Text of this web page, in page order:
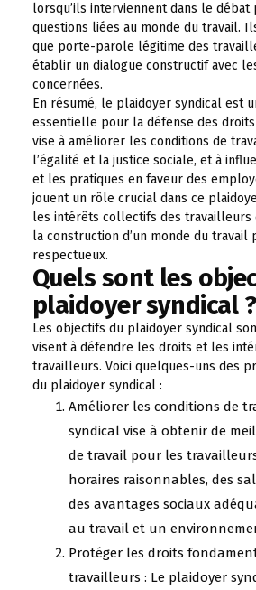
lorsqu’ils interviennent dans le
questions liées au monde du travail.
que porte-parole légitime des
établir un dialogue constructif avec
concernées.
En résumé, le plaidoyer syndical est
essentielle pour la défense des
vise à améliorer les conditions de
l’égalité et la justice sociale, et à
et les pratiques en faveur des
jouent un rôle crucial dans ce
les intérêts collectifs des travailleurs
la construction d’un monde du
respectueux.
Quels sont les
plaidoyer syndical ?
Les objectifs du plaidoyer syndical
visent à défendre les droits et les
travailleurs. Voici quelques-uns des
du plaidoyer syndical :
Améliorer les conditions de
syndical vise à obtenir de
de travail pour les
horaires raisonnables, des
des avantages sociaux
au travail et un
Protéger les droits
travailleurs : Le plaidoyer